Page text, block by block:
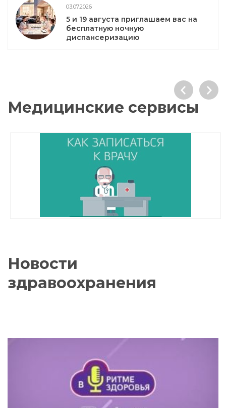
03.07.2026
5 и 19 августа приглашаем вас на
бесплатную ночную
диспансеризацию
Медицинские сервисы
Новости
здравоохранения